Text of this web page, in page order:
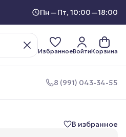
Пн—Пт, 10:00—18:00
ИзбранноеВойтиКорзина
8 (991) 043-34-55
В избранное